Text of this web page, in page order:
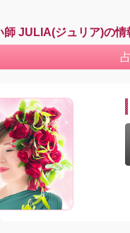
師 JULIA(ジュリア)の情